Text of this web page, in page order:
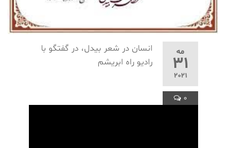
مه
31
2021
0
انسان در شعر بیدل، در گفتگو با
رادیو راه ابریشم